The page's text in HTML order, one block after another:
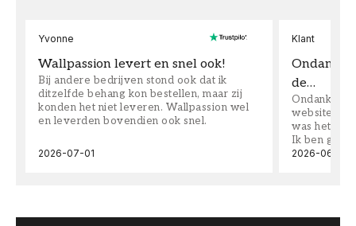
Yvonne
Wallpassion levert en snel ook!
Bij andere bedrijven stond ook dat ik
ditzelfde behang kon bestellen, maar zij
konden het niet leveren. Wallpassion wel
en leverden bovendien ook snel.
2026-07-01
Klant
Ondanks
de…
Ondanks
website
was het
Ik ben
2026-06-08